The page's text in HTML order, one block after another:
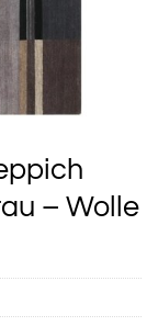
– Wolle